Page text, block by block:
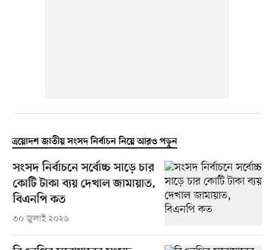
ত্রয়োদশ জাতীয় সংসদ নির্বাচন নিয়ে আরও পড়ুন
সংসদ নির্বাচনে সর্বোচ্চ সাড়ে চার
কোটি টাকা ব্যয় দেখাল জামায়াত,
বিএনপি কত
৩০ জুলাই ২০২৬